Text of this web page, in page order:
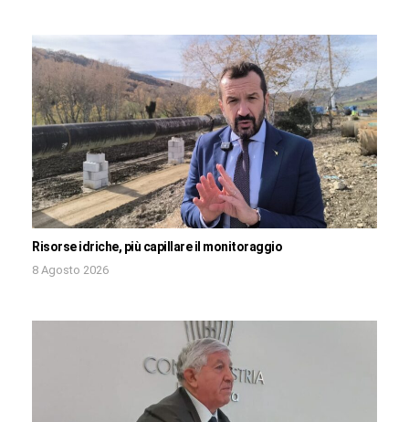
Risorse idriche, più capillare il monitoraggio
8 Agosto 2026